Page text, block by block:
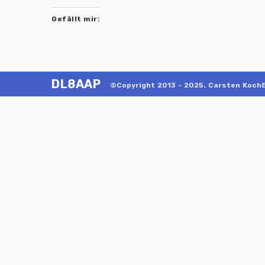
Gefällt mir:
DL8AAP ©Copyright 2013 - 2025. Carsten